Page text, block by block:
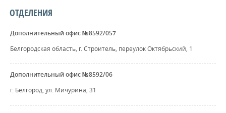
ОТДЕЛЕНИЯ
Дополнительный офис №8592/057
Белгородская область, г. Строитель, переулок Октябрьский, 1
Дополнительный офис №8592/06
г. Белгород, ул. Мичурина, 31